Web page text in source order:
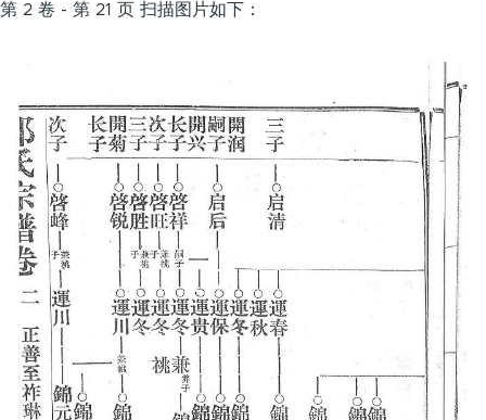
第 2 卷 - 第 21 页 扫描图片如下：